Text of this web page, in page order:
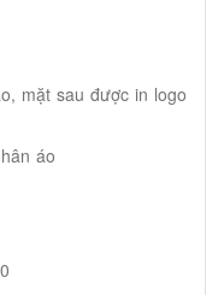
mặt sau được in logo
áo